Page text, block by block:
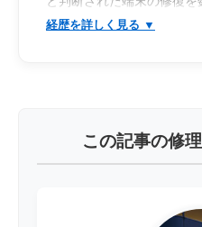
iPhone・Androidを問わず
基板上の電圧ライン解析
ボールや移植作業にも対応
この記事の修